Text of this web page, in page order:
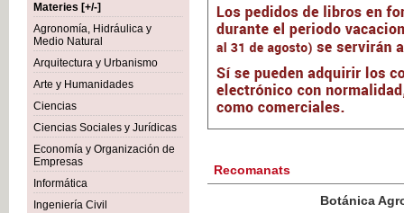
Materies [+/-]
Agronomía, Hidráulica y
Medio Natural
Arquitectura y Urbanismo
Arte y Humanidades
Ciencias
Ciencias Sociales y Jurídicas
Economía y Organización de
Empresas
Informática
Ingeniería Civil
Recomanats
Botánica Agroalimentaria